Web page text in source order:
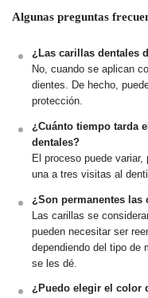
Algunas preguntas
¿Las carillas dentales
No, cuando se aplican
dientes. De hecho,
protección.
¿Cuánto tiempo tarda
dentales?
El proceso puede
una a tres visitas al
¿Son permanentes las
Las carillas se
pueden necesitar ser
dependiendo del tipo de
se les dé.
¿Puedo elegir el color